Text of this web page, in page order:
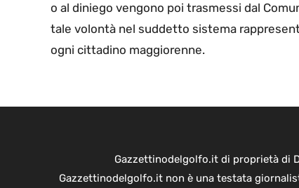
o al diniego vengono poi trasmessi dal
tale volontà nel suddetto sistema
ogni cittadino maggiorenne.
Gazzettinodelgolfo.it di proprietà di
Gazzettinodelgolfo.it non è una testata